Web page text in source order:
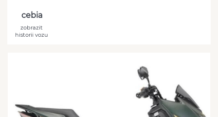
cebia
zobrazit
historii vozu